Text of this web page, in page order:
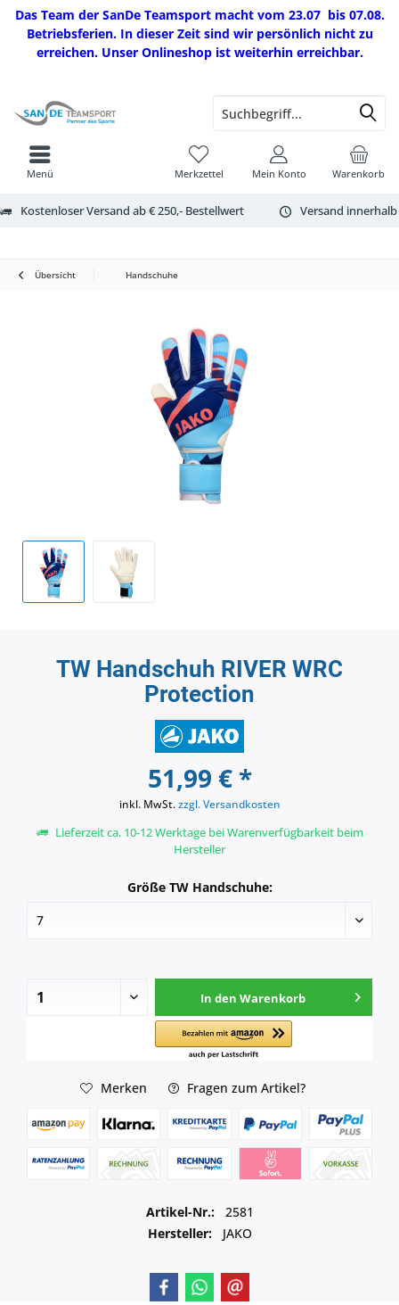
Das Team der SanDe Teamsport macht vom 23.07 bis 07.08.
Betriebsferien. In dieser Zeit sind wir persönlich nicht zu
erreichen. Unser Onlineshop ist weiterhin erreichbar.
Kostenloser Versand ab € 250,- Bestellwert Versand
Warenkorb
Merkzettel Mein Konto
Menü
Übersicht Handschuhe
TW Handschuh RIVER WRC
Protection
51,99 € *
inkl. MwSt.zzgl. Versandkosten
Lieferzeit ca. 10-12 Werktage bei Warenverfügbarkeit beim
Hersteller
Größe TW Handschuhe:
In den Warenkorb
Merken Fragen zum Artikel?
Artikel-Nr.:
2581
Hersteller:
JAKO